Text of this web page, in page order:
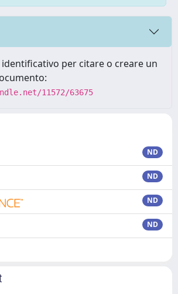
per citare o creare un
11572/63675
ND
ND
ND
ND